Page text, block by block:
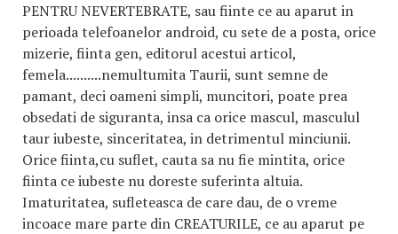
PENTRU NEVERTEBRATE, sau fiinte ce au aparut in
perioada telefoanelor android, cu sete de a posta, orice
mizerie, fiinta gen, editorul acestui articol,
femela..........nemultumita Taurii, sunt semne de
pamant, deci oameni simpli, muncitori, poate prea
obsedati de siguranta, insa ca orice mascul, masculul
taur iubeste, sinceritatea, in detrimentul minciunii.
Orice fiinta,cu suflet, cauta sa nu fie mintita, orice
fiinta ce iubeste nu doreste suferinta altuia.
Imaturitatea, sufleteasca de care dau, de o vreme
incoace mare parte din CREATURILE, ce au aparut pe